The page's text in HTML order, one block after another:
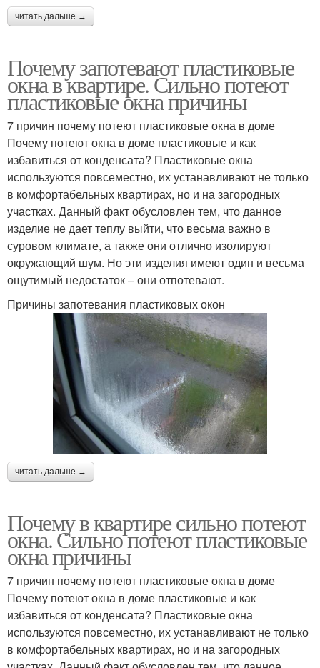
читать дальше →
Почему запотевают пластиковые
окна в квартире. Сильно потеют
пластиковые окна причины
7 причин почему потеют пластиковые окна в доме
Почему потеют окна в доме пластиковые и как
избавиться от конденсата? Пластиковые окна
используются повсеместно, их устанавливают не только
в комфортабельных квартирах, но и на загородных
участках. Данный факт обусловлен тем, что данное
изделие не дает теплу выйти, что весьма важно в
суровом климате, а также они отлично изолируют
окружающий шум. Но эти изделия имеют один и весьма
ощутимый недостаток – они отпотевают.
Причины запотевания пластиковых окон
читать дальше →
Почему в квартире сильно потеют
окна. Сильно потеют пластиковые
окна причины
7 причин почему потеют пластиковые окна в доме
Почему потеют окна в доме пластиковые и как
избавиться от конденсата? Пластиковые окна
используются повсеместно, их устанавливают не только
в комфортабельных квартирах, но и на загородных